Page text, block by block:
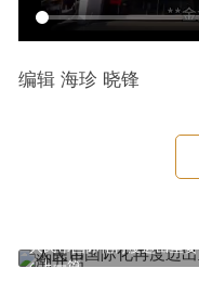
编辑 海珍 晓锋
上一篇
人民币国际化再度迈出重